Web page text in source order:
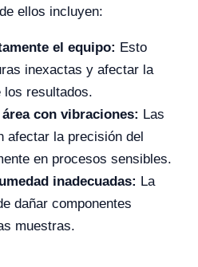
ellos incluyen:
el equipo: Esto
inexactas y afectar la
los resultados.
con vibraciones: Las
afectar la precisión del
en procesos sensibles.
inadecuadas: La
dañar componentes
muestras.